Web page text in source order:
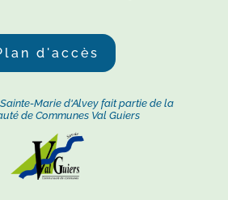
d'accès
Marie d'Alvey fait partie de la
de Communes Val Guiers